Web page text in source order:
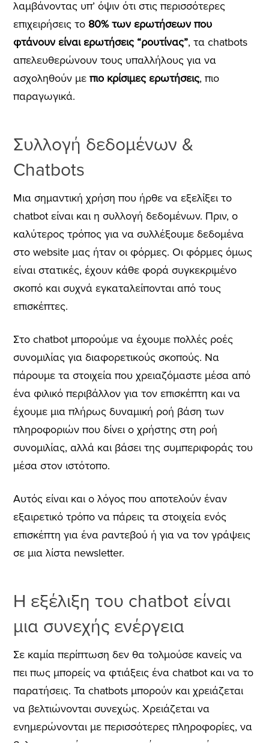
λαμβάνοντας υπ’ όψιν ότι στις περισσότερες
επιχειρήσεις το 80% των ερωτήσεων που
φτάνουν είναι ερωτήσεις “ρουτίνας”, τα chatbots
απελευθερώνουν τους υπαλλήλους για να
ασχοληθούν μεπιο κρίσιμες ερωτήσεις, πιο
παραγωγικά.
Συλλογή δεδομένων &
Chatbots
Μια σημαντική χρήση που ήρθε να εξελίξει το
chatbot είναι και η συλλογή δεδομένων. Πριν, ο
καλύτερος τρόπος για να συλλέξουμε δεδομένα
στο website μας ήταν οι φόρμες. Οι φόρμες όμως
είναι στατικές, έχουν κάθε φορά συγκεκριμένο
σκοπό και συχνά εγκαταλείπονται από τους
επισκέπτες.
Στο chatbot μπορούμε να έχουμε πολλές ροές
συνομιλίας για διαφορετικούς σκοπούς. Να
πάρουμε τα στοιχεία που χρειαζόμαστε μέσα από
ένα φιλικό περιβάλλον για τον επισκέπτη και να
έχουμε μια πλήρως δυναμική ροή βάση των
πληροφοριών που δίνει ο χρήστης στη ροή
συνομιλίας, αλλά και βάσει της συμπεριφοράς του
μέσα στον ιστότοπο.
Αυτός είναι και ο λόγος που αποτελούν έναν
εξαιρετικό τρόπο να πάρεις τα στοιχεία ενός
επισκέπτη για ένα ραντεβού ή για να τον γράψεις
σε μια λίστα newsletter.
Η εξέλιξη του chatbot είναι
μια συνεχής ενέργεια
Σε καμία περίπτωση δεν θα τολμούσε κανείς να
πει πως μπορείς να φτιάξεις ένα chatbot και να το
παρατήσεις. Τα chatbots μπορούν και χρειάζεται
να βελτιώνονται συνεχώς. Χρειάζεται να
ενημερώνονται με περισσότερες πληροφορίες, να